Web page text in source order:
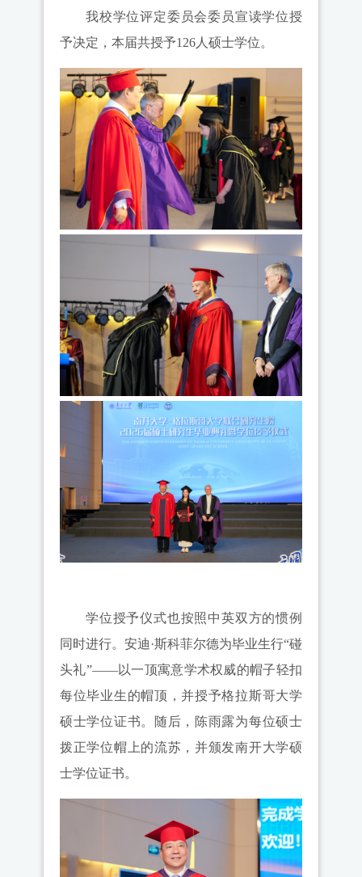
我校学位评定委员会委员宣读学位授
予决定，本届共授予126人硕士学位。
学位授予仪式也按照中英双方的惯例
同时进行。安迪·斯科菲尔德为毕业生行“碰
头礼”——以一顶寓意学术权威的帽子轻扣
每位毕业生的帽顶，并授予格拉斯哥大学
硕士学位证书。随后，陈雨露为每位硕士
拨正学位帽上的流苏，并颁发南开大学硕
士学位证书。